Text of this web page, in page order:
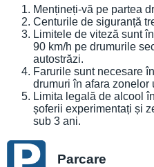
Mențineți-vă pe partea
Centurile de siguranță
Limitele de viteză sunt
90 km/h pe drumurile
autostrăzi.
Farurile sunt necesare
drumuri în afara zonelor
Limita legală de alcool
șoferii experimentați și
sub 3 ani.
Parcare